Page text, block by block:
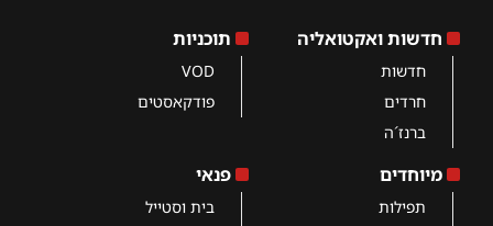
חדשות ואקטואליה
חדשות
חרדים
ברנז´ה
תוכניות
VOD
פודקאסטים
מיוחדים
תפילות
פנאי
בית וסטייל